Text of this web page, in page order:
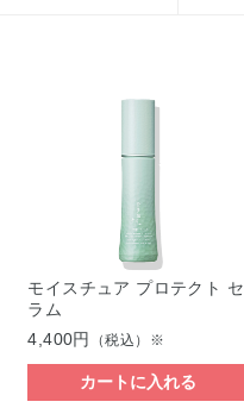
モイスチュア プロテクト セ
ラム
4,400円
（税込）※
カートに入れる